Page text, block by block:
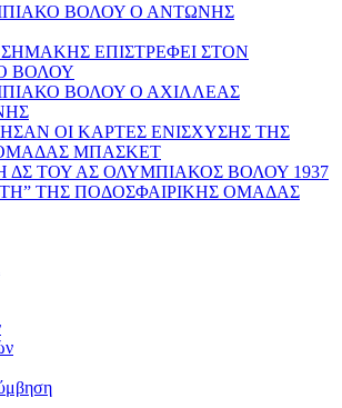
ΒΟΛΟΥ Ο ΑΝΤΩΝΗΣ
ΕΠΙΣΤΡΕΦΕΙ ΣΤΟΝ
ΒΟΛΟΥ
ΒΟΛΟΥ Ο ΑΧΙΛΛΕΑΣ
ΟΙ ΚΑΡΤΕΣ ΕΝΙΣΧΥΣΗΣ ΤΗΣ
ΜΠΑΣΚΕΤ
ΔΣ ΤΟΥ ΑΣ ΟΛΥΜΠΙΑΚΟΣ ΒΟΛΟΥ 1937
ΤΗΣ ΠΟΔΟΣΦΑΙΡΙΚΗΣ ΟΜΑΔΑΣ